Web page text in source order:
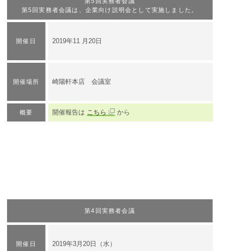
第5回実務者会議は、企業向け説明会として実施しました。
開催日 2019年11 月20日
開催場所 ​崎陽軒本店 会議室
概要 開催報告は こちら から
第4回実務者会議
開催日 2019年3月20日（水）